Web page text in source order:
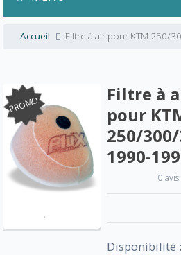
Accueil Filtre à air pour KTM 250/
PROMO
Filtre à
pour
250/
1990-
0 avis
Disponibilité :